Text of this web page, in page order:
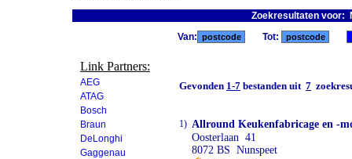
Zoekresultaten voor:
Link Partners:
AEG
ATAG
Bosch
Braun
DeLonghi
Gaggenau
Van: Tot:
Gevonden 1-7 bestanden uit 7
1) Allround Keukenfabricage en -
Oosterlaan 41
8072 BS Nunspeet